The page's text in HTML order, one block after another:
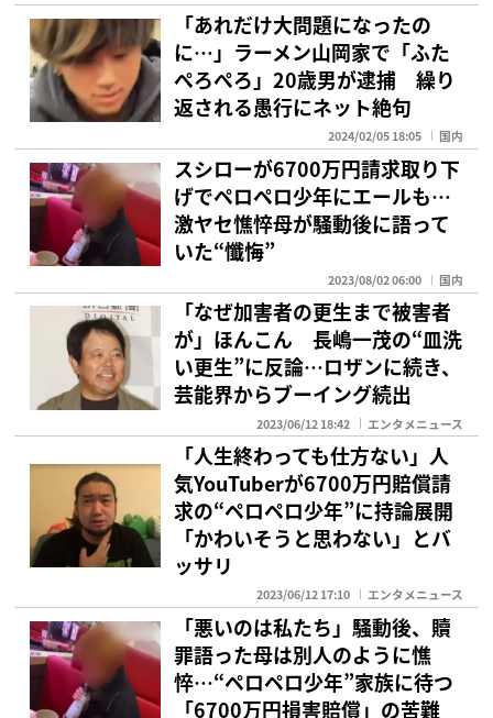
「あれだけ大問題になったの
に…」ラーメン山岡家で「ふた
ぺろぺろ」20歳男が逮捕 繰り
返される愚行にネット絶句
2024/02/05 18:05 国内
スシローが6700万円請求取り下
げでペロペロ少年にエールも…
激ヤセ憔悴母が騒動後に語って
いた“懺悔”
2023/08/02 06:00 国内
「なぜ加害者の更生まで被害者
が」ほんこん 長嶋一茂の“皿洗
い更生”に反論…ロザンに続き、
芸能界からブーイング続出
2023/06/12 18:42 エンタメニュース
「人生終わっても仕方ない」人
気YouTuberが6700万円賠償請
求の“ペロペロ少年”に持論展開
「かわいそうと思わない」とバ
ッサリ
2023/06/12 17:10 エンタメニュース
「悪いのは私たち」騒動後、贖
罪語った母は別人のように憔
悴…“ペロペロ少年”家族に待つ
「6700万円損害賠償」の苦難